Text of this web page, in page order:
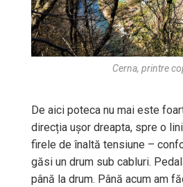
Cerna, printre
De aici poteca nu mai este
direcția ușor dreapta, spre o
firele de înaltă tensiune –
găsi un drum sub cabluri.
până la drum. Până acum am